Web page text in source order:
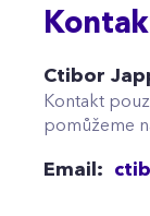
Ctibor
Kontakt
pomůžeme
Email: